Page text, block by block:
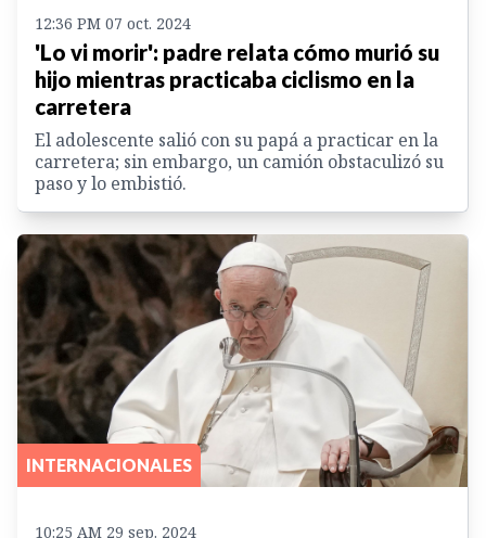
12:36 PM 07 oct. 2024
'Lo vi morir': padre relata cómo murió su
hijo mientras practicaba ciclismo en la
carretera
El adolescente salió con su papá a practicar en la
carretera; sin embargo, un camión obstaculizó su
paso y lo embistió.
INTERNACIONALES
10:25 AM 29 sep. 2024